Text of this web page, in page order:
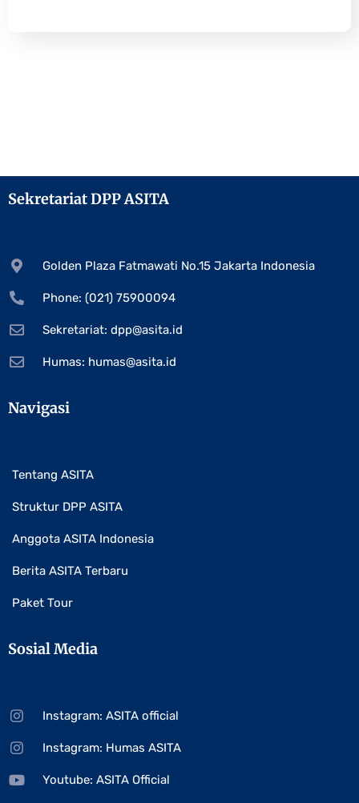
Sekretariat DPP ASITA
Golden Plaza Fatmawati No.15 Jakarta Indonesia
Phone: (021) 75900094
Sekretariat: dpp@asita.id
Humas: humas@asita.id
Navigasi
Tentang ASITA
Struktur DPP ASITA
Anggota ASITA Indonesia
Berita ASITA Terbaru
Paket Tour
Sosial Media
Instagram: ASITA official
Instagram: Humas ASITA
Youtube: ASITA Official